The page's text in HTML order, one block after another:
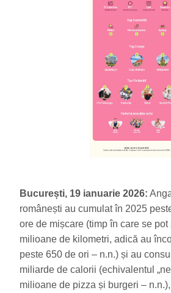
București, 19 ianuarie 2026:
românești au cumulat în 2025
ore de mișcare (timp în care se
milioane de kilometri, adică au
peste 650 de ori – n.n.) și au
miliarde de calorii (echivalentul
milioane de pizza și burgeri –